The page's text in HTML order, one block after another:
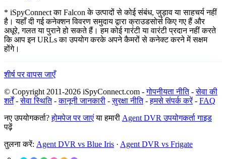
* iSpyConnect का Falcon के उत्पादों से कोई संबंध, जुड़ाव या साहचर्य नहीं
है। यहाँ दी गई कनेक्शन विवरण समुदाय द्वारा क्राउडसोर्स किए गए हैं और
अधूरे, गलत या पुराने हो सकते हैं। हम कोई गारंटी या वारंटी प्रदान नहीं करते
कि आप इन URLs का उपयोग करके अपने कैमरों से कनेक्ट करने में सक्षम
होंगे।
शीर्ष पर वापस जाएँ
© Copyright 2011-2026 iSpyConnect.com -गोपनीयता नीति-सेवा की
शर्तें-सेवा स्थिति-कानूनी जानकारी -सुरक्षा नीति-हमसे संपर्क करें- FAQ
नए उपयोगकर्ता?होमपेज पर जाएंया हमारी Agent DVR उपयोगकर्ता गाइड
पढ़ें
तुलना करें: Agent DVR vs Blue Iris · Agent DVR vs Frigate